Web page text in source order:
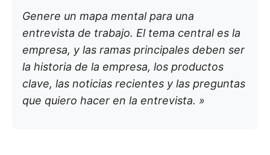
Genere un mapa mental para una
entrevista de trabajo. El tema central es la
empresa, y las ramas principales deben ser
la historia de la empresa, los productos
clave, las noticias recientes y las preguntas
que quiero hacer en la entrevista. »